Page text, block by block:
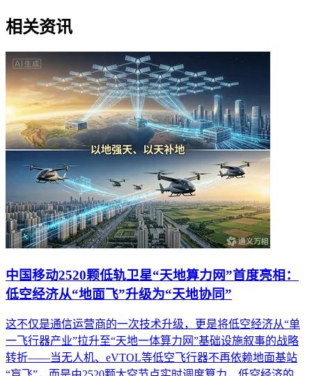
相关资讯
中国移动2520颗低轨卫星“天地算力网”首度亮相：
低空经济从“地面飞”升级为“天地协同”
这不仅是通信运营商的一次技术升级，更是将低空经济从“单
一飞行器产业”拉升至“天地一体算力网”基础设施叙事的战略
转折——当无人机、eVTOL等低空飞行器不再依赖地面基站